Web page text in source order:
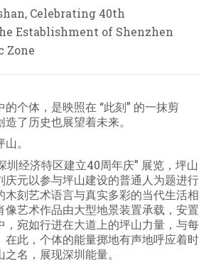
Celebrating 40th
Establishment of Shenzhen
Zone
个体，是映照在 “此刻” 的一抹剪
了历史也展望着未来。
。
圳经济特区建立40周年庆” 展览，坪山
庆元以参与坪山建设的普通人为题进行
木刻艺术语言与真实多彩的当代生活相
像艺术作品由大型地景装置承载，安置
，宛如行进在大道上的坪山力量，与每
在此，个体的能量掷地有声地呼应着时
名，展现深圳能量。